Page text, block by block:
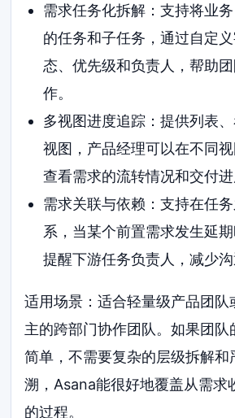
需求任务化拆解：支持将业
的任务和子任务，通过自定
态、优先级和负责人，帮助
作。
多视图进度追踪：提供列表
视图，产品经理可以在不同
查看需求的流转情况和交付进
需求关联与依赖：支持在任
系，当某个前置需求发生延
提醒下游任务负责人，减少沟
适用场景：适合轻量级产品团队
主的跨部门协作团队。如果团队
简单，不需要复杂的层级拆解和
溯，Asana能很好地覆盖从需求
的过程。